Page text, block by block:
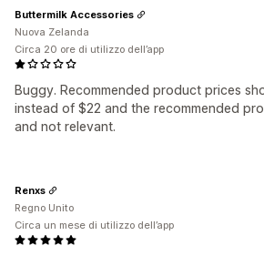
Buggy. Recommended product prices
instead of $22 and the recommended
and not relevant.
Buttermilk Accessories
Nuova Zelanda
Circa 20 ore di utilizzo dell’app
Renxs
Regno Unito
Circa un mese di utilizzo dell’app